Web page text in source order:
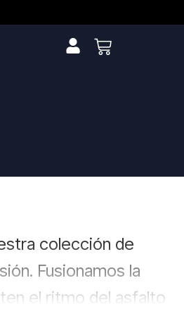
colección de
Fusionamos la
el ritmo del asfalto